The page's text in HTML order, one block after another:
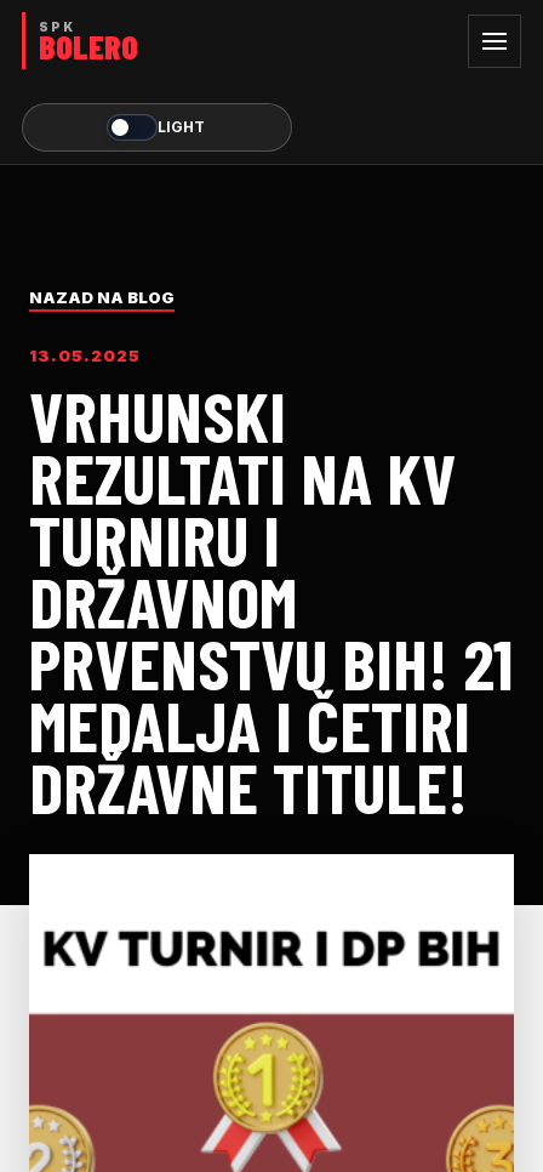
LIGHT
NAZAD NA BLOG
13.05.2025
VRHUNSKI
REZULTATI NA KV
TURNIRU I
DRŽAVNOM
PRVENSTVU BIH! 21
MEDALJA I ČETIRI
DRŽAVNE TITULE!